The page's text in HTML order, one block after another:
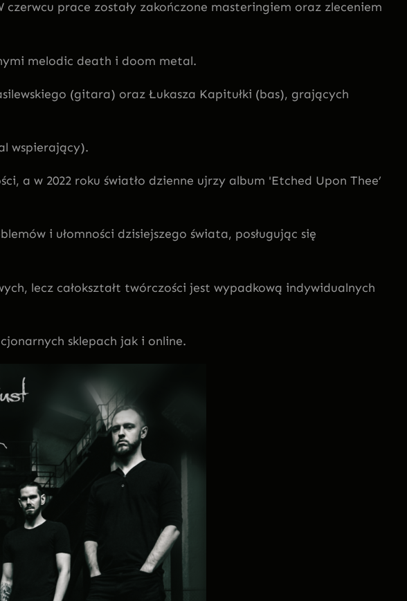
czerwcu prace zostały zakończone masteringiem oraz zleceniem
melodic death i doom metal.
(gitara) oraz Łukasza Kapitułki (bas), grających
wspierający).
a w 2022 roku światło dzienne ujrzy album 'Etched Upon Thee’
i ułomności dzisiejszego świata, posługując się
lecz całokształt twórczości jest wypadkową indywidualnych
sklepach jak i online.